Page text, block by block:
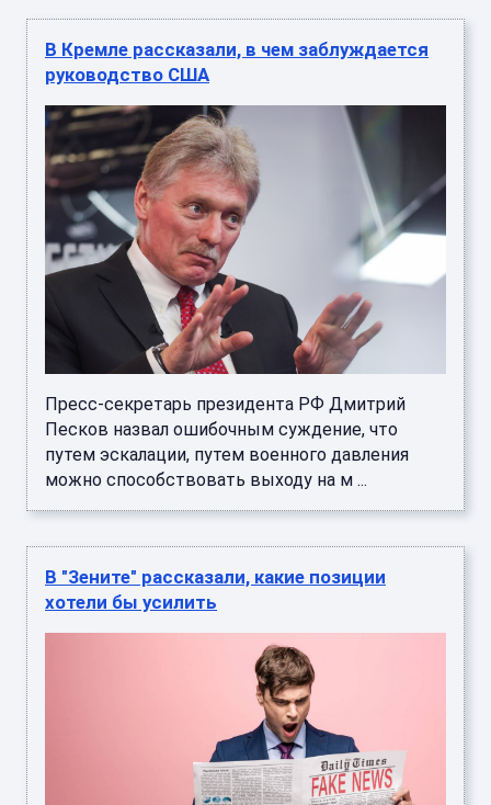
В Кремле рассказали, в чем заблуждается
руководство США
Пресс-секретарь президента РФ Дмитрий
Песков назвал ошибочным суждение, что
путем эскалации, путем военного давления
можно способствовать выходу на м ...
В "Зените" рассказали, какие позиции
хотели бы усилить